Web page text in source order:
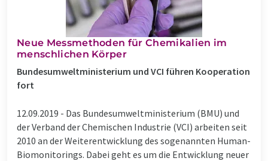
Neue Messmethoden für Chemikalien im
menschlichen Körper
Bundesumweltministerium und VCI führen Kooperation
fort
12.09.2019 - Das Bundesumweltministerium (BMU) und
der Verband der Chemischen Industrie (VCI) arbeiten seit
2010 an der Weiterentwicklung des sogenannten Human-
Biomonitorings. Dabei geht es um die Entwicklung neuer